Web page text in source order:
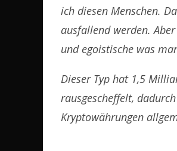
ich diesen Menschen.
ausfallend werden.
und egoistische was
Dieser Typ hat 1,5
rausgescheffelt,
Kryptowährungen